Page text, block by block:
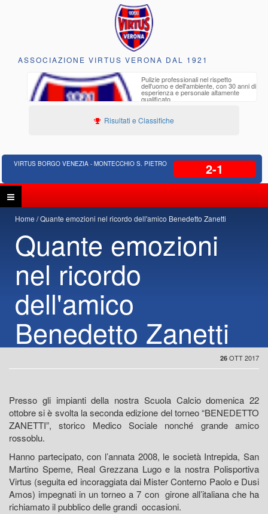
ASSOCIAZIONE VIRTUS VERONA DAL 1921
Pulizie professionali nel rispetto
dell'uomo e dell'ambiente, con 30 anni di
esperienza e personale altamente
qualificato
Risultati e Classifiche
VIRTUS BORGO VENEZIA - MONTECCHIO S. PIETRO 2-1
Home Quante emozioni nel ricordo dell'amico Benedetto Zanetti
Quante emozioni
nel ricordo
dell'amico
Benedetto Zanetti
26 OTT 2017
Presso gli impianti della nostra Scuola Calcio domenica 22
ottobre si è svolta la seconda edizione del torneo “BENEDETTO
ZANETTI”, storico Medico Sociale nonché grande amico
rossoblu.
Hanno partecipato, con l’annata 2008, le società Intrepida, San
Martino Speme, Real Grezzana Lugo e la nostra Polisportiva
Virtus (seguita ed incoraggiata dai Mister Conterno Paolo e Dusi
Amos) impegnati in un torneo a 7 con girone all’italiana che ha
richiamato il pubblico delle grandi occasioni.